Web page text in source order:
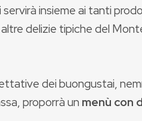
insieme ai tanti
delizie tipiche del
dei buongustai,
proporrà un menù con